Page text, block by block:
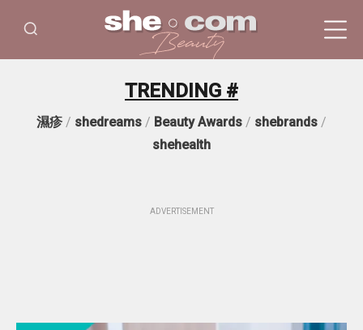
TRENDING #
濕疹 / shedreams / Beauty Awards / shebrands /
shehealth
ADVERTISEMENT